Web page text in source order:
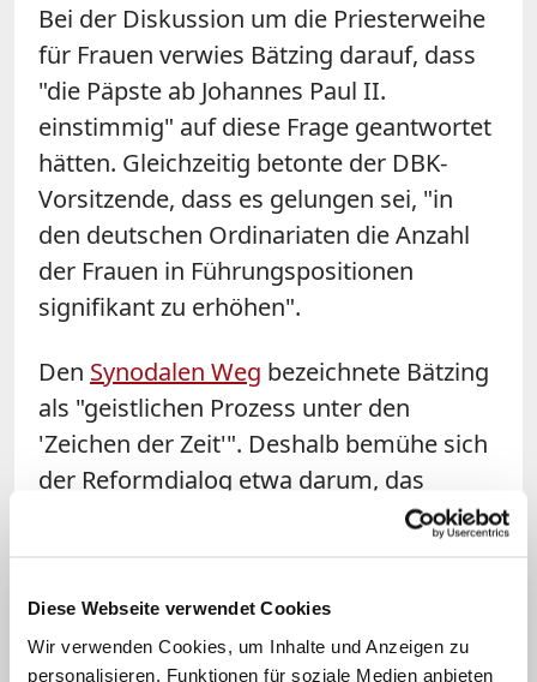
Diese Webseite verwendet Cookies
Wir verwenden Cookies, um Inhalte und Anzeigen zu
personalisieren, Funktionen für soziale Medien anbieten
Bei der Diskussion um die Priesterweihe
für Frauen verwies Bätzing darauf, dass
"die Päpste ab Johannes Paul II.
einstimmig" auf diese Frage geantwortet
hätten. Gleichzeitig betonte der DBK-
Vorsitzende, dass es gelungen sei, "in
den deutschen Ordinariaten die Anzahl
der Frauen in Führungspositionen
signifikant zu erhöhen".
Den Synodalen Weg bezeichnete Bätzing
als "geistlichen Prozess unter den
'Zeichen der Zeit'". Deshalb bemühe sich
der Reformdialog etwa darum, das
"Thema der gelingenden Beziehungen, in
homosexueller Paare sei dabei ein Punkt.
In den Debatten beim Synodalen Weg sei